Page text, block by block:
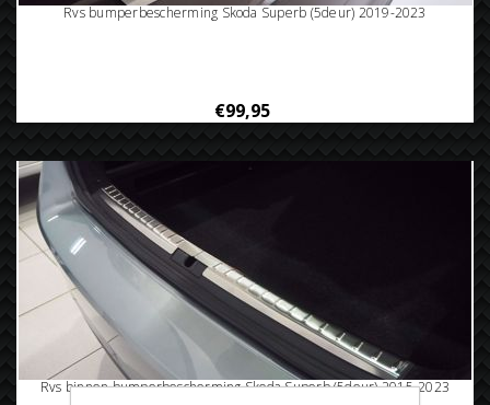
Rvs bumperbescherming Skoda Superb (5deur) 2019-2023
€99,95
Rvs binnen bumperbescherming Skoda Superb (5deur) 2015-2023